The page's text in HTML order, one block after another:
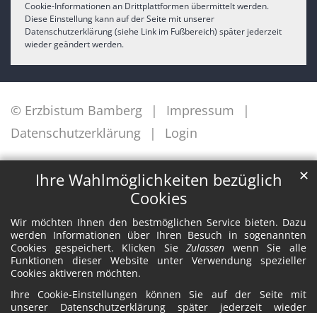
Ihre Wahlmöglichkeiten bezüglich
Cookies
Wir möchten Ihnen den bestmöglichen Service bieten. Dazu
werden Informationen über Ihren Besuch in sogenannten
Cookies gespeichert. Klicken SieZulassen wenn Sie alle
Funktionen dieser Website unter Verwendung spezieller
Cookies aktiveren möchten.
Ihre Cookie-Einstellungen können Sie auf der Seite mit
unserer Datenschutzerklärung später jederzeit wieder
✕
Cookie-Informationen an Drittplattformen übermittelt werden.
Diese Einstellung kann auf der Seite mit unserer
Datenschutzerklärung (siehe Link im Fußbereich) später jederzeit
wieder geändert werden.
© Erzbistum Bamberg
Impressum
Datenschutzerklärung
Login